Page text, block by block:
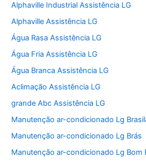
Alphaville Industrial Assistência LG
Alphaville Assistência LG
Água Rasa Assistência LG
Água Fria Assistência LG
Água Branca Assistência LG
Aclimação Assistência LG
grande Abc Assistência LG
Manutenção ar-condicionado Lg
Manutenção ar-condicionado Lg Brás
Manutenção ar-condicionado Lg Bom